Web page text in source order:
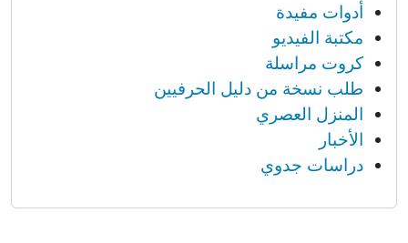
أدوات مفيدة
مكتبة الفيديو
كروت مراسلة
طلب نسخة من دليل الحرفيين
المنزل العصري
الأخبار
دراسات جدوي